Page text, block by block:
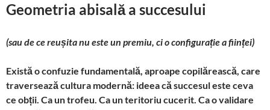
e
b
o
k
itt
er
k
e
n
er
es
m
bl
r
gg
er
e
a
ds
a
p
h
at
y
Li
n
k
je
az
ă
Geometria abisală a succesului
(sau de ce reușita nu este un premiu, ci o configurație a ființei)
Există o confuzie fundamentală, aproape copilărească, care
traversează cultura modernă: ideea că succesul este ceva
ce obții. Ca un trofeu. Ca un teritoriu cucerit. Ca o validare